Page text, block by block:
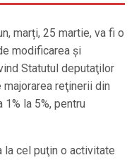
marți, 25 martie, va fi o
modificarea şi
Statutul deputaţilor
reţinerii din
la 5%, pentru
la cel puţin o activitate